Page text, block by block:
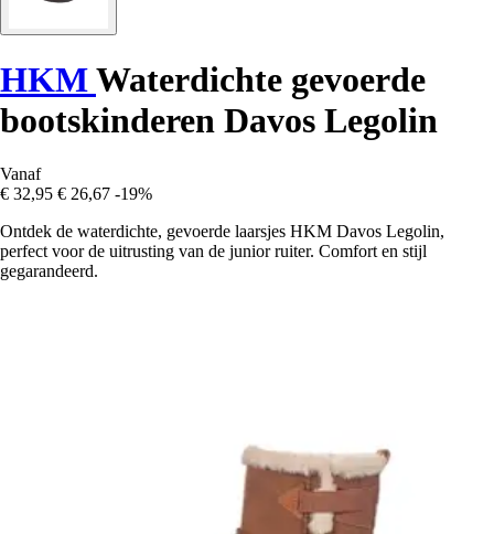
HKMWaterdichte gevoerde
bootskinderen Davos Legolin
Vanaf
€ 32,95 € 26,67 -19%
Ontdek de waterdichte, gevoerde laarsjes HKM Davos Legolin,
perfect voor de uitrusting van de junior ruiter. Comfort en stijl
gegarandeerd.